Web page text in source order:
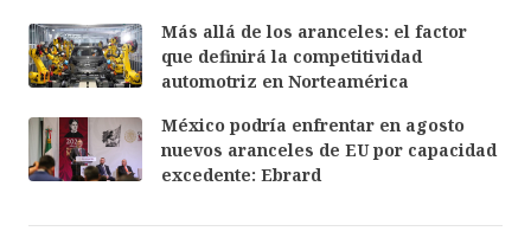
Más allá de los aranceles: el factor
que definirá la competitividad
automotriz en Norteamérica
México podría enfrentar en agosto
nuevos aranceles de EU por capacidad
excedente: Ebrard